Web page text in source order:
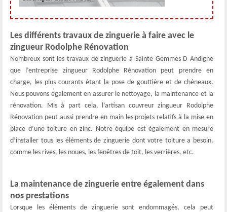
Les différents travaux de zinguerie à faire avec le
zingueur Rodolphe Rénovation
Nombreux sont les travaux de zinguerie à Sainte Gemmes D Andigne
que l’entreprise zingueur Rodolphe Rénovation peut prendre en
charge, les plus courants étant la pose de gouttière et de chéneaux.
Nous pouvons également en assurer le nettoyage, la maintenance et la
rénovation. Mis à part cela, l’artisan couvreur zingueur Rodolphe
Rénovation peut aussi prendre en main les projets relatifs à la mise en
place d’une toiture en zinc. Notre équipe est également en mesure
d’installer tous les éléments de zinguerie dont votre toiture a besoin,
comme les rives, les noues, les fenêtres de toit, les verrières, etc.
La maintenance de zinguerie entre également dans
nos prestations
Lorsque les éléments de zinguerie sont endommagés, cela peut